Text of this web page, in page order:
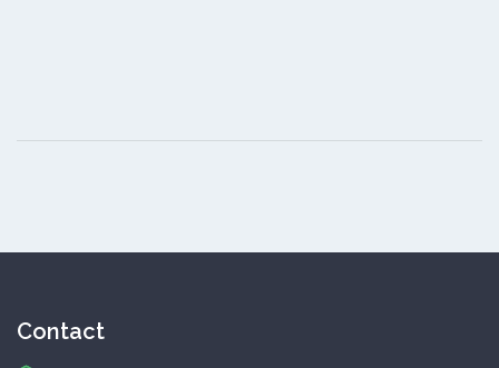
Contact